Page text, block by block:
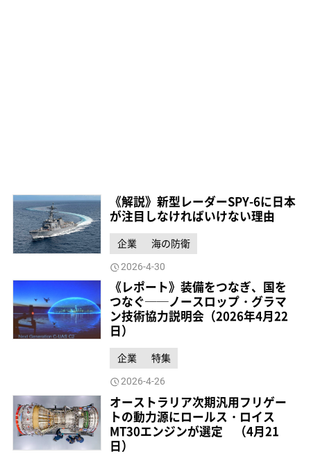
《解説》新型レーダーSPY-6に日本
が注目しなければいけない理由
企業 海の防衛
2026-4-30
《レポート》装備をつなぎ、国を
つなぐ──ノースロップ・グラマ
ン技術協力説明会（2026年4月22
日）
企業 特集
2026-4-26
オーストラリア次期汎用フリゲー
トの動力源にロールス・ロイス
MT30エンジンが選定 （4月21
日）